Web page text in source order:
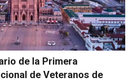
de la Primera
de Veteranos de